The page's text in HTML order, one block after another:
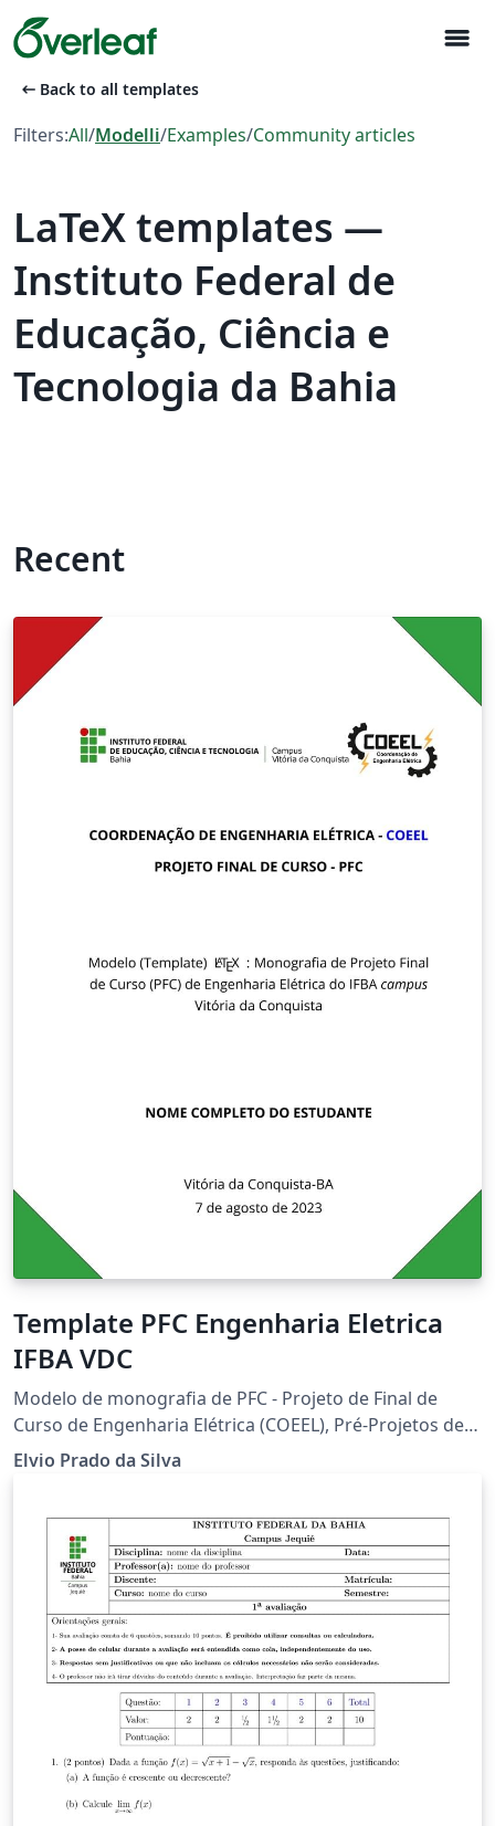
menu
arrow_left_alt Back to all templates
Filters:All/Modelli/Examples/Community articles
LaTeX templates —
Instituto Federal de
Educação, Ciência e
Tecnologia da Bahia
Recent
Template PFC Engenharia Eletrica
IFBA VDC
Modelo de monografia de PFC - Projeto de Final de
Curso de Engenharia Elétrica (COEEL), Pré-Projetos de
PFC e Relatórios de Disciplinas do IFBA campus Vitória
Elvio Prado da Silva